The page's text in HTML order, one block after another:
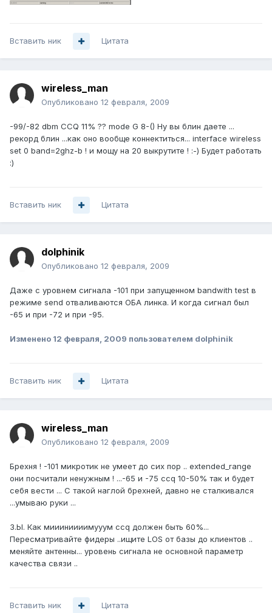
Вставить ник Цитата
wireless_man
Опубликовано 12 февраля, 2009
-99/-82 dbm CCQ 11% ?? mode G 8-() Ну вы блин даете ...
рекорд блин ...как оно вообще коннектиться... interface wireless
set 0 band=2ghz-b ! и мощу на 20 выкрутите ! :-) Будет работать
:)
Вставить ник Цитата
dolphinik
Опубликовано 12 февраля, 2009
Даже с уровнем сигнала -101 при запущенном bandwith test в
режиме send отваливаются ОБА линка. И когда сигнал был
-65 и при -72 и при -95.
Изменено 12 февраля, 2009 пользователем dolphinik
Вставить ник Цитата
wireless_man
Опубликовано 12 февраля, 2009
Брехня ! -101 микротик не умеет до сих пор .. extended_range
они посчитали ненужным ! ...-65 и -75 ccq 10-50% так и будет
себя вести ... С такой наглой брехней, давно не сталкивался
...умываю руки ...
З.Ы. Как миииниииимууум ccq должен быть 60%...
Пересматривайте фидеры ..ищите LOS от базы до клиентов ..
меняйте антенны... уровень сигнала не основной параметр
качества связи ..
Вставить ник Цитата